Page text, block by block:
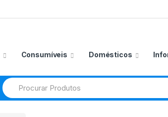
Consumíveis Domésticos
Procurar
por: